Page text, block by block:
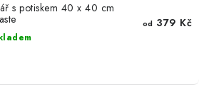
Doprava a platba
s potiskem 40 x 40 cm
od 379 Kč